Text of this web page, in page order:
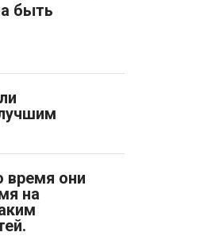
быть
время они
на